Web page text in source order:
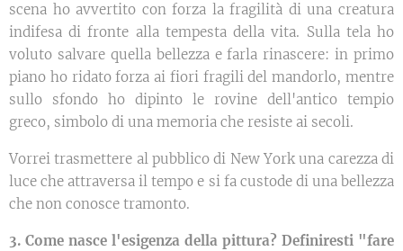
scena ho avvertito con forza la fragilità di una creatura
indifesa di fronte alla tempesta della vita. Sulla tela ho
voluto salvare quella bellezza e farla rinascere: in primo
piano ho ridato forza ai fiori fragili del mandorlo, mentre
sullo sfondo ho dipinto le rovine dell'antico tempio
greco, simbolo di una memoria che resiste ai secoli.
Vorrei trasmettere al pubblico di New York una carezza di
luce che attraversa il tempo e si fa custode di una bellezza
che non conosce tramonto.
3. Come nasce l'esigenza della pittura? Definiresti "fare